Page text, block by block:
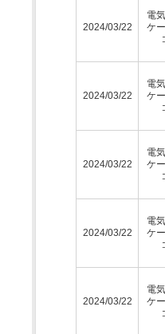
2024/03/22
電
ケ
2024/03/22
電
ケ
2024/03/22
電
ケ
2024/03/22
電
ケ
2024/03/22
電
ケ